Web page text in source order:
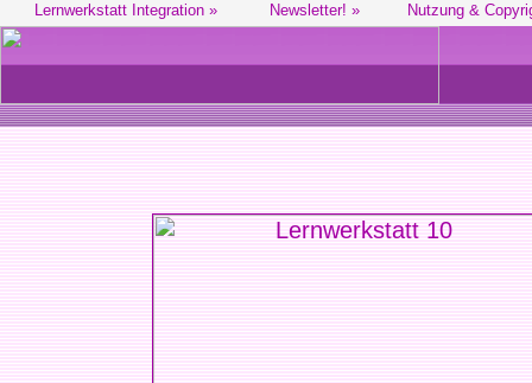
Lernwerkstatt Integration » Newsletter! » Nutzung &